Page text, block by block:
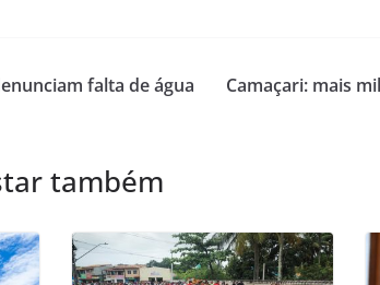
falta de água
Camaçari: mais
também